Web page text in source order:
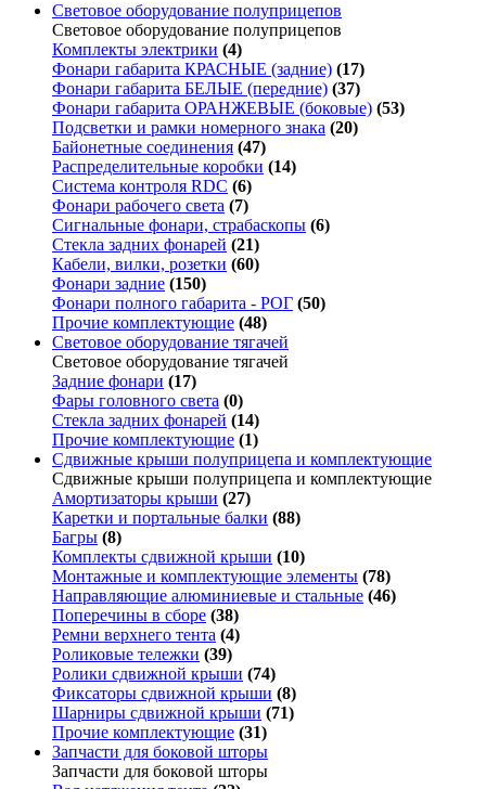
Световое оборудование полуприцепов
Световое оборудование полуприцепов
Комплекты электрики (4)
Фонари габарита КРАСНЫЕ (задние) (17)
Фонари габарита БЕЛЫЕ (передние) (37)
Фонари габарита ОРАНЖЕВЫЕ (боковые) (53)
Подсветки и рамки номерного знака (20)
Байонетные соединения (47)
Распределительные коробки (14)
Система контроля RDC (6)
Фонари рабочего света (7)
Сигнальные фонари, страбаскопы (6)
Стекла задних фонарей (21)
Кабели, вилки, розетки (60)
Фонари задние (150)
Фонари полного габарита - РОГ (50)
Прочие комплектующие (48)
Световое оборудование тягачей
Световое оборудование тягачей
Задние фонари (17)
Фары головного света (0)
Стекла задних фонарей (14)
Прочие комплектующие (1)
Сдвижные крыши полуприцепа и комплектующие
Сдвижные крыши полуприцепа и комплектующие
Амортизаторы крыши (27)
Каретки и портальные балки (88)
Багры (8)
Комплекты сдвижной крыши (10)
Монтажные и комплектующие элементы (78)
Направляющие алюминиевые и стальные (46)
Поперечины в сборе (38)
Ремни верхнего тента (4)
Роликовые тележки (39)
Ролики сдвижной крыши (74)
Фиксаторы сдвижной крыши (8)
Шарниры сдвижной крыши (71)
Прочие комплектующие (31)
Запчасти для боковой шторы
Запчасти для боковой шторы